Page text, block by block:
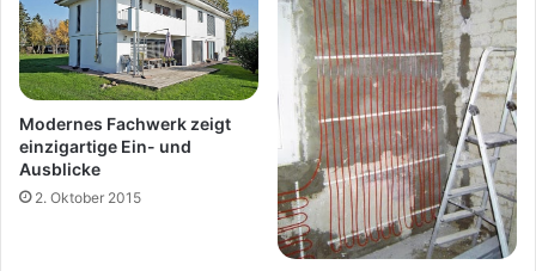
Modernes Fachwerk zeigt
einzigartige Ein- und
Ausblicke
2. Oktober 2015